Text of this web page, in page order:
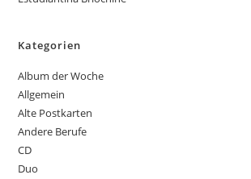
Kategorien
Album der Woche
Allgemein
Alte Postkarten
Andere Berufe
CD
Duo